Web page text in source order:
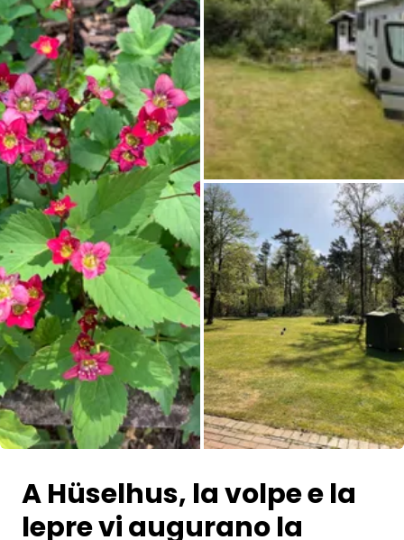
Negozio
Contatti
Select language
A Hüselhus, la volpe e la
lepre vi augurano la